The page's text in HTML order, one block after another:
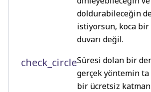
doldurabileceğin
istiyorsun, koca
duvarı değil.
check_circleSüresi dolan bir
gerçek yöntemin
bir ücretsiz